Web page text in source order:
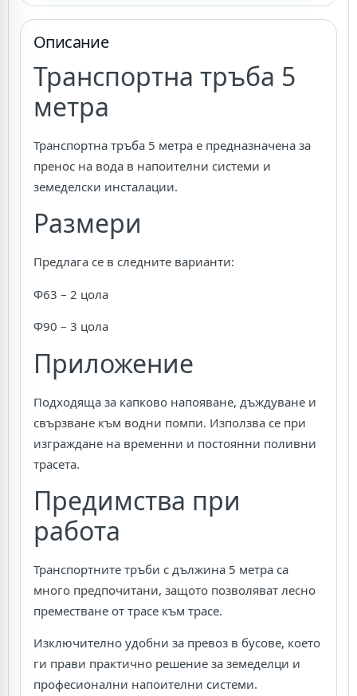
Описание
Транспортна тръба 5
метра
Транспортна тръба 5 метра е предназначена за
пренос на вода в напоителни системи и
земеделски инсталации.
Размери
Предлага се в следните варианти:
Ф63 – 2 цола
Ф90 – 3 цола
Приложение
Подходяща за капково напояване, дъждуване и
свързване към водни помпи. Използва се при
изграждане на временни и постоянни поливни
трасета.
Предимства при
работа
Транспортните тръби с дължина 5 метра са
много предпочитани, защото позволяват лесно
преместване от трасе към трасе.
Изключително удобни за превоз в бусове, което
ги прави практично решение за земеделци и
професионални напоителни системи.